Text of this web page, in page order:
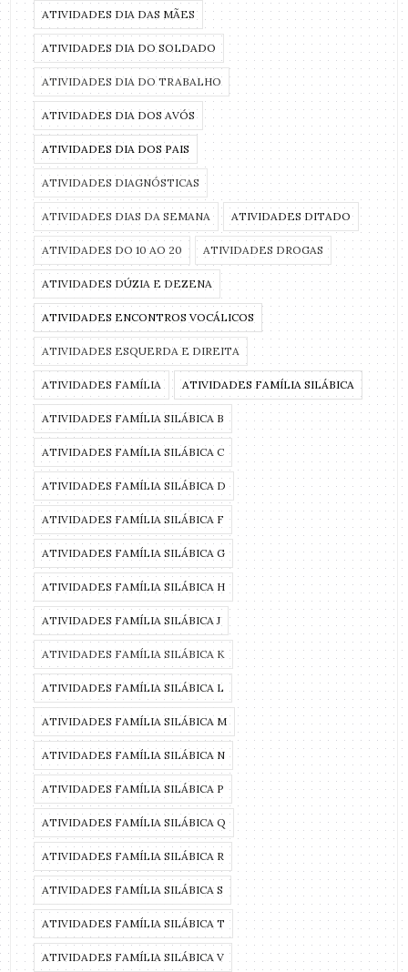
ATIVIDADES DIA DAS MÃES
ATIVIDADES DIA DO SOLDADO
ATIVIDADES DIA DO TRABALHO
ATIVIDADES DIA DOS AVÓS
ATIVIDADES DIA DOS PAIS
ATIVIDADES DIAGNÓSTICAS
ATIVIDADES DIAS DA SEMANA ATIVIDADES DITADO
ATIVIDADES DO 10 AO 20 ATIVIDADES DROGAS
ATIVIDADES DÚZIA E DEZENA
ATIVIDADES ENCONTROS VOCÁLICOS
ATIVIDADES ESQUERDA E DIREITA
ATIVIDADES FAMÍLIA ATIVIDADES FAMÍLIA SILÁBICA
ATIVIDADES FAMÍLIA SILÁBICA B
ATIVIDADES FAMÍLIA SILÁBICA C
ATIVIDADES FAMÍLIA SILÁBICA D
ATIVIDADES FAMÍLIA SILÁBICA F
ATIVIDADES FAMÍLIA SILÁBICA G
ATIVIDADES FAMÍLIA SILÁBICA H
ATIVIDADES FAMÍLIA SILÁBICA J
ATIVIDADES FAMÍLIA SILÁBICA K
ATIVIDADES FAMÍLIA SILÁBICA L
ATIVIDADES FAMÍLIA SILÁBICA M
ATIVIDADES FAMÍLIA SILÁBICA N
ATIVIDADES FAMÍLIA SILÁBICA P
ATIVIDADES FAMÍLIA SILÁBICA Q
ATIVIDADES FAMÍLIA SILÁBICA R
ATIVIDADES FAMÍLIA SILÁBICA S
ATIVIDADES FAMÍLIA SILÁBICA T
ATIVIDADES FAMÍLIA SILÁBICA V